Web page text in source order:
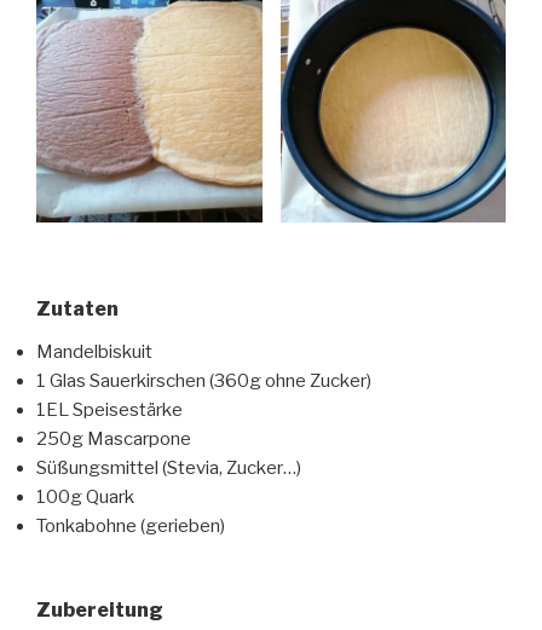
Zutaten
Mandelbiskuit
1 Glas Sauerkirschen (360g ohne Zucker)
1EL Speisestärke
250g Mascarpone
Süßungsmittel (Stevia, Zucker…)
100g Quark
Tonkabohne (gerieben)
Zubereitung